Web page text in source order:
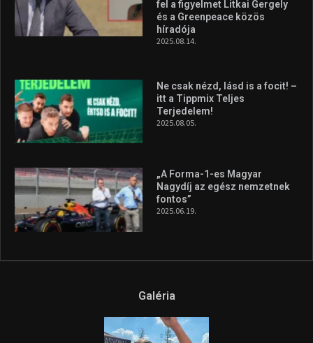
fel a figyelmet Litkai Gergely
és a Greenpeace közös
híradója
2025.08.14.
Ne csak nézd, lásd is a focit! –
itt a Tippmix Teljes
Terjedelem!
2025.08.05.
„A Forma-1-es Magyar
Nagydíj az egész nemzetnek
fontos”
2025.06.19.
Galéria